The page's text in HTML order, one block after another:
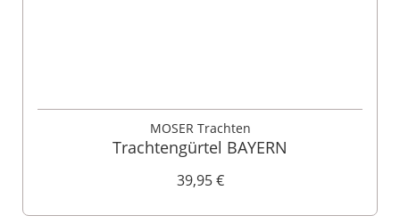
MOSER Trachten
Trachtengürtel BAYERN
39,95 €